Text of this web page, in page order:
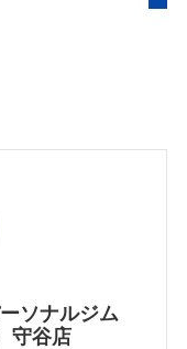
ソナルジム
守谷店